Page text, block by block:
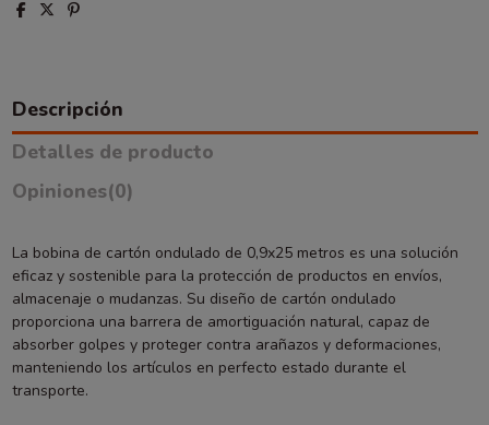
Descripción
Detalles de producto
Opiniones(0)
La bobina de cartón ondulado de 0,9x25 metros es una solución
eficaz y sostenible para la protección de productos en envíos,
almacenaje o mudanzas. Su diseño de cartón ondulado
proporciona una barrera de amortiguación natural, capaz de
absorber golpes y proteger contra arañazos y deformaciones,
manteniendo los artículos en perfecto estado durante el
transporte.